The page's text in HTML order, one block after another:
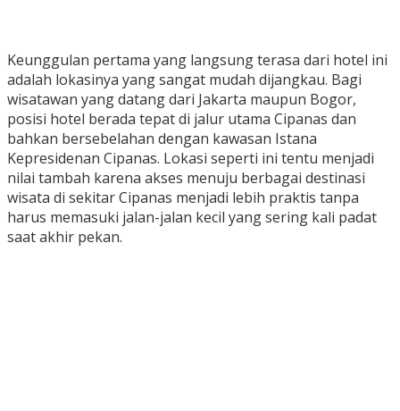
Keunggulan pertama yang langsung terasa dari hotel ini
adalah lokasinya yang sangat mudah dijangkau. Bagi
wisatawan yang datang dari Jakarta maupun Bogor,
posisi hotel berada tepat di jalur utama Cipanas dan
bahkan bersebelahan dengan kawasan Istana
Kepresidenan Cipanas. Lokasi seperti ini tentu menjadi
nilai tambah karena akses menuju berbagai destinasi
wisata di sekitar Cipanas menjadi lebih praktis tanpa
harus memasuki jalan-jalan kecil yang sering kali padat
saat akhir pekan.